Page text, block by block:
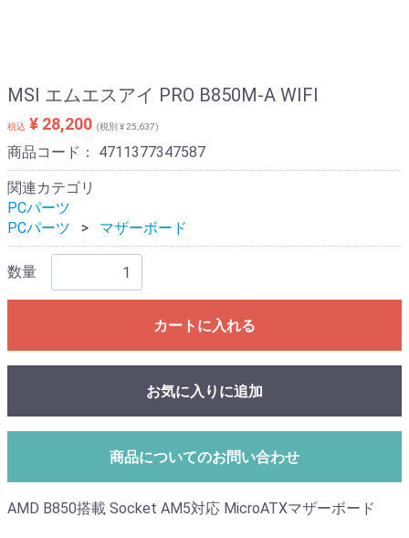
MSI エムエスアイ PRO B850M-A WIFI
税込 ¥ 28,200 (税別 ¥ 25,637)
商品コード： 4711377347587
関連カテゴリ
PCパーツ
PCパーツ
マザーボード
数量
カートに入れる
お気に入りに追加
商品についてのお問い合わせ
AMD B850搭載 Socket AM5対応 MicroATXマザーボード